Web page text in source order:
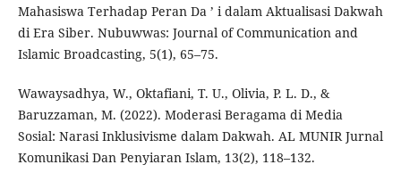
Mahasiswa Terhadap Peran Da ’ i dalam Aktualisasi Dakwah
di Era Siber. Nubuwwas: Journal of Communication and
Islamic Broadcasting, 5(1), 65–75.
Wawaysadhya, W., Oktafiani, T. U., Olivia, P. L. D., &
Baruzzaman, M. (2022). Moderasi Beragama di Media
Sosial: Narasi Inklusivisme dalam Dakwah. AL MUNIR Jurnal
Komunikasi Dan Penyiaran Islam, 13(2), 118–132.